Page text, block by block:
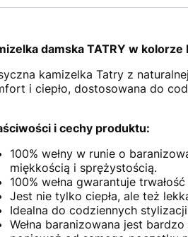
damska TATRY w kolorze
kamizelka Tatry z
i ciepło, dostosowana do
i cechy produktu:
100% wełny w runie o
miękkością i sprężystością.
100% wełna gwarantuje
Jest nie tylko ciepła, ale też
Idealna do codziennych
Wełna baranizowana jest